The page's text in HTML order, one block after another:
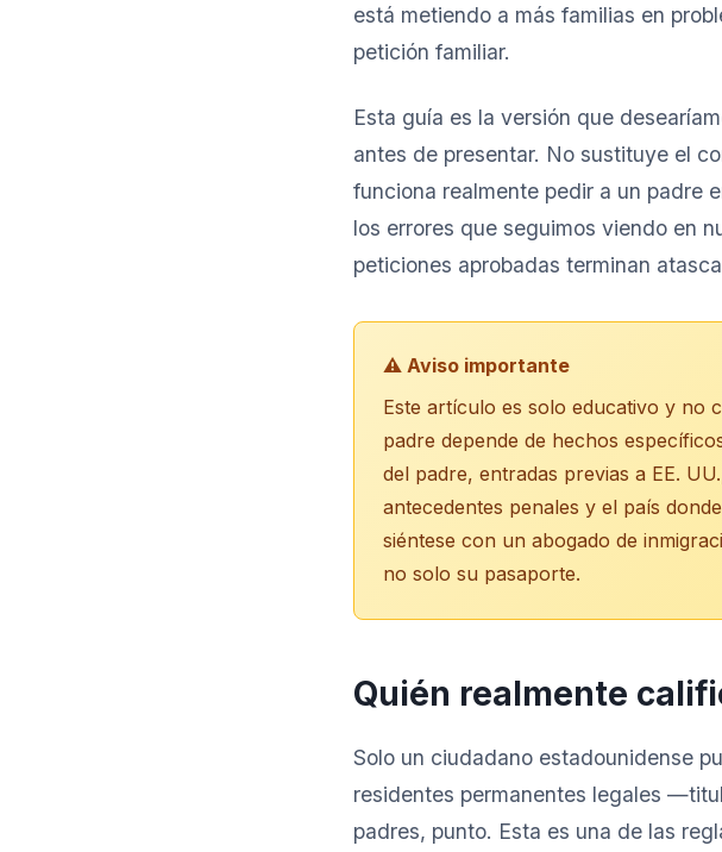
está metiendo a más familias en
petición familiar.
Esta guía es la versión que
antes de presentar. No sustituye el
funciona realmente pedir a un padre
los errores que seguimos viendo en
peticiones aprobadas terminan
⚠️ Aviso importante
Este artículo es solo educativo y no
padre depende de hechos
del padre, entradas previas a EE.
antecedentes penales y el país
siéntese con un abogado de
no solo su pasaporte.
Quién realmente
Solo un ciudadano estadounidense
residentes permanentes legales
padres, punto. Esta es una de las